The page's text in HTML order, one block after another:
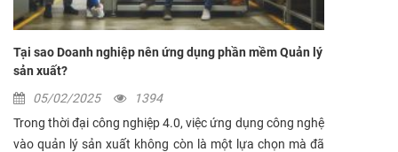
Tại sao Doanh nghiệp nên ứng dụng phần mềm Quản lý
sản xuất?
05/02/2025
1394
Trong thời đại công nghiệp 4.0, việc ứng dụng công nghệ
vào quản lý sản xuất không còn là một lựa chọn mà đã